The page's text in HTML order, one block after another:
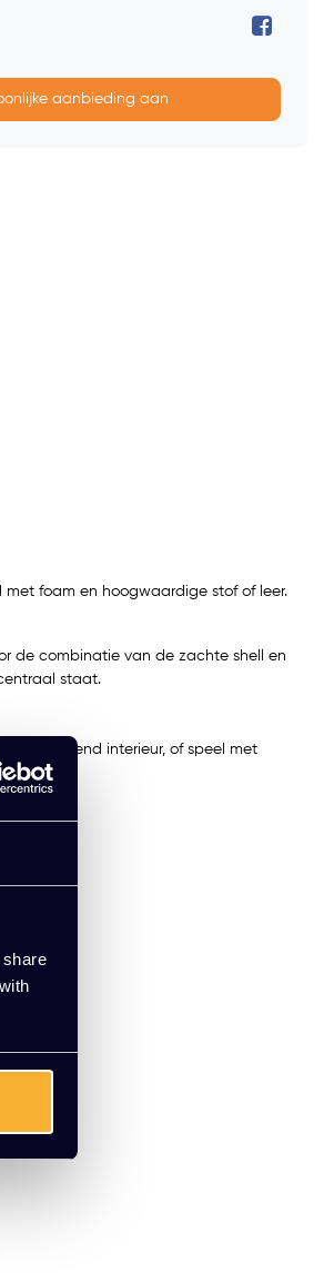
aanbieding aan
met foam en hoogwaardige stof of leer.
de combinatie van de zachte shell en
staat.
interieur, of speel met